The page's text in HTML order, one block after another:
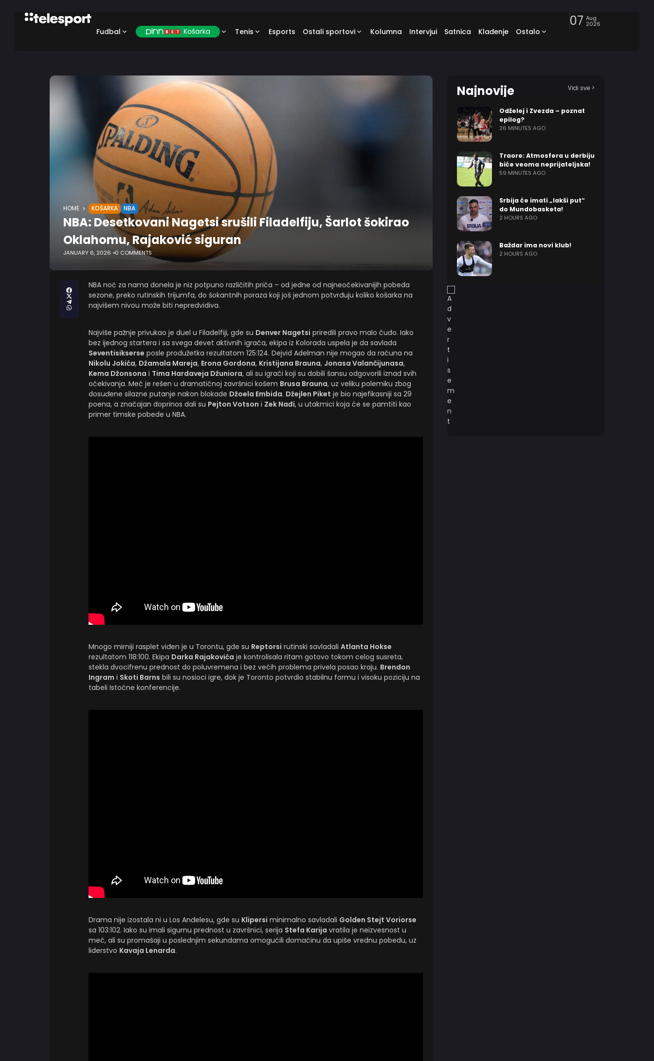
Fudbal Tenis Esports Ostali sportovi Kolumna Intervjui Satnica Klađenje Ostalo
07 Aug
2026
HOME KOŠARKA NBA
NBA: Desetkovani Nagetsi srušili Filadelfiju, Šarlot šokirao
Oklahomu, Rajaković siguran
JANUARY 6, 2026 0 COMMENTS
NBA noć za nama donela je niz potpuno različitih priča – od jedne od najneočekivanijih pobeda
sezone, preko rutinskih trijumfa, do šokantnih poraza koji još jednom potvrđuju koliko košarka na
najvišem nivou može biti nepredvidiva.
Najviše pažnje privukao je duel u Filadelfiji, gde su Denver Nagetsi priredili pravo malo čudo. Iako
bez ijednog startera i sa svega devet aktivnih igrača, ekipa iz Kolorada uspela je da savlada
Seventisikserse posle produžetka rezultatom 125:124. Dejvid Adelman nije mogao da računa na
Nikolu Jokića, Džamala Mareja, Erona Gordona, Kristijana Brauna, Jonasa Valančijunasa,
Kema Džonsona i Tima Hardaveja Džuniora, ali su igrači koji su dobili šansu odgovorili iznad svih
očekivanja. Meč je rešen u dramatičnoj završnici košem Brusa Brauna, uz veliku polemiku zbog
dosuđene silazne putanje nakon blokade Džoela Embida. Džejlen Piket je bio najefikasniji sa 29
poena, a značajan doprinos dali su Pejton Votson i Zek Nađi, u utakmici koja će se pamtiti kao
primer timske pobede u NBA.
Mnogo mirniji rasplet viđen je u Torontu, gde su Reptorsi rutinski savladali Atlanta Hokse
rezultatom 118:100. Ekipa Darka Rajakovića je kontrolisala ritam gotovo tokom celog susreta,
stekla dvocifrenu prednost do poluvremena i bez većih problema privela posao kraju. Brendon
Ingram i Skoti Barns bili su nosioci igre, dok je Toronto potvrdio stabilnu formu i visoku poziciju na
tabeli Istočne konferencije.
Drama nije izostala ni u Los Anđelesu, gde su Klipersi minimalno savladali Golden Stejt Voriorse
sa 103:102. Iako su imali sigurnu prednost u završnici, serija Stefa Karija vratila je neizvesnost u
meč, ali su promašaji u poslednjim sekundama omogućili domaćinu da upiše vrednu pobedu, uz
liderstvo Kavaja Lenarda.
Najnovije Vidi sve >
Odželej i Zvezda – poznat
epilog?
26 MINUTES AGO
Traore: Atmosfera u derbiju
biće veoma neprijateljska!
59 MINUTES AGO
Srbija će imati „lakši put“
do Mundobasketa!
2 HOURS AGO
Baždar ima novi klub!
2 HOURS AGO